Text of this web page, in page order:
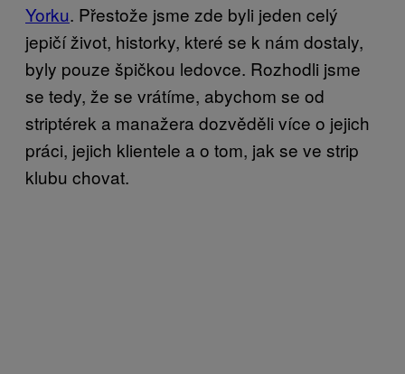
Yorku. Přestože jsme zde byli jeden celý
jepičí život, historky, které se k nám dostaly,
byly pouze špičkou ledovce. Rozhodli jsme
se tedy, že se vrátíme, abychom se od
striptérek a manažera dozvěděli více o jejich
práci, jejich klientele a o tom, jak se ve strip
klubu chovat.